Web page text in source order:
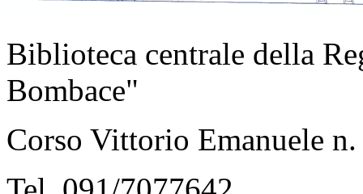
Biblioteca centrale della
Bombace"
Corso Vittorio Emanuele